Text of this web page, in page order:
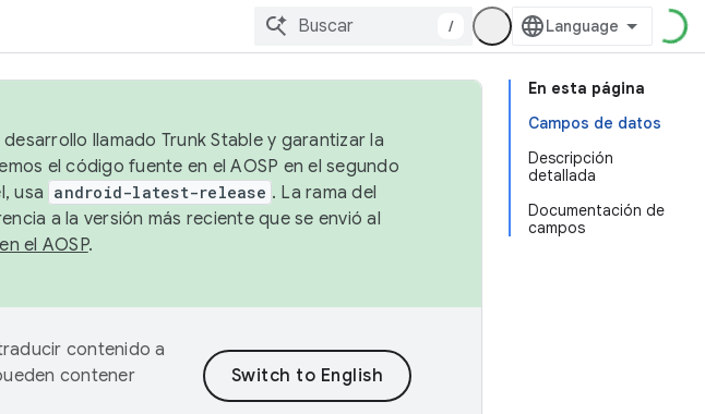
/
En esta página
Campos de datos
Descripción
detallada
Documentación de
campos
llamado Trunk Stable y garantizar la
el código fuente en el AOSP en el segundo
usa android-latest-release . La rama del
a la versión más reciente que se envió al
el AOSP.
contenido a
contener